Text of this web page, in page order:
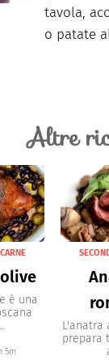
tavola,
o patate
Altre
è una
5m
L'anatra
prepara